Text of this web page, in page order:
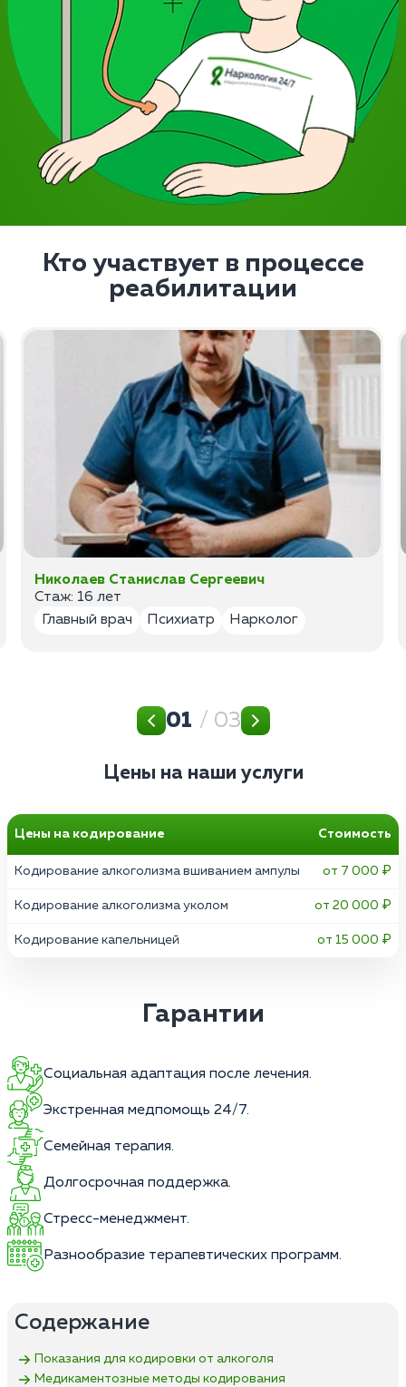
Кто участвует в процессе
реабилитации
Николаев Станислав Сергеевич
Стаж: 16 лет
Главный врач
Психиатр Нарколог
01 / 03
Цены на наши услуги
Цены на кодирование Стоимость
Кодирование алкоголизма вшиванием ампулы от 7 000 ₽
Кодирование алкоголизма уколом от 20 000 ₽
Кодирование капельницей от 15 000 ₽
Гарантии
Социальная адаптация после лечения.
Экстренная медпомощь 24/7.
Семейная терапия.
Долгосрочная поддержка.
Стресс-менеджмент.
Разнообразие терапевтических программ.
Содержание
Показания для кодировки от алкоголя
Медикаментозные методы кодирования